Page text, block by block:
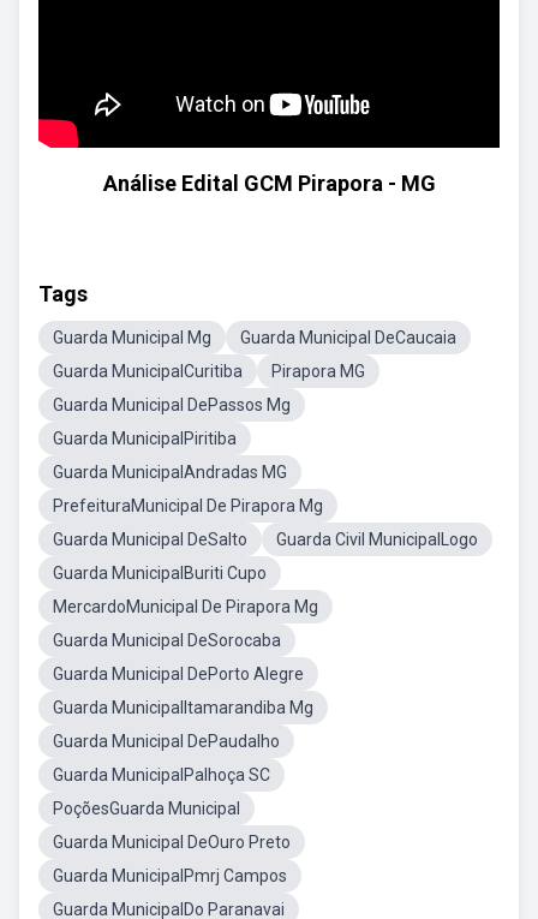
Análise Edital GCM Pirapora - MG
Tags
Guarda Municipal Mg
Guarda Municipal DeCaucaia
Guarda MunicipalCuritiba
Pirapora MG
Guarda Municipal DePassos Mg
Guarda MunicipalPiritiba
Guarda MunicipalAndradas MG
PrefeituraMunicipal De Pirapora Mg
Guarda Municipal DeSalto
Guarda Civil MunicipalLogo
Guarda MunicipalBuriti Cupo
MercardoMunicipal De Pirapora Mg
Guarda Municipal DeSorocaba
Guarda Municipal DePorto Alegre
Guarda MunicipalItamarandiba Mg
Guarda Municipal DePaudalho
Guarda MunicipalPalhoça SC
PoçõesGuarda Municipal
Guarda Municipal DeOuro Preto
Guarda MunicipalPmrj Campos
Guarda MunicipalDo Paranavai